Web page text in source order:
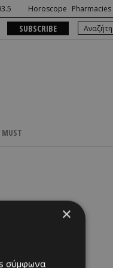
Horoscope Pharmacies
SUBSCRIBE
MUST
×
σύμφωνα